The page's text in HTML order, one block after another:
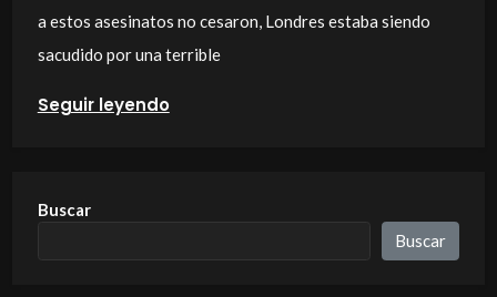
a estos asesinatos no cesaron, Londres estaba siendo
sacudido por una terrible
Seguir leyendo
Buscar
Buscar